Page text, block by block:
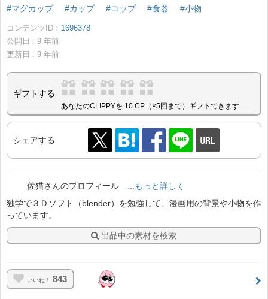
#マグカップ #カップ #コップ #食器 #小物
コンテンツID： 1696378
公開日 : 9 年前
更新日 : 9 年前
ギフトする
あなたのCLIPPYを 10 CP（×5回まで）ギフトできます
シェアする
佐猫さんのプロフィール
...もっと詳しく
独学で３Ｄソフト（blender）を勉強して、漫画用の背景や小物を作
っています。
出品中の素材を検索
いいね！ 843